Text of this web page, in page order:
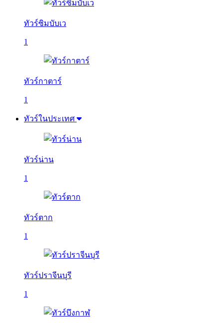
ทัวร์ซิมบับเว
1
ทัวร์กาตาร์
1
ทัวร์ในประเทศ
ทัวร์น่าน
1
ทัวร์ตาก
1
ทัวร์ปราจีนบุรี
1